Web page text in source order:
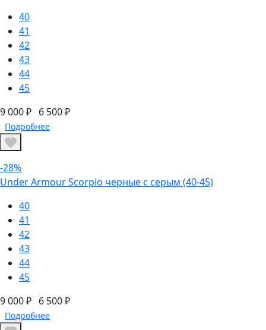
40
41
42
43
44
45
9 000 ₽ 6 500 ₽
Подробнее
-28%
Under Armour Scorpio черные с серым (40-45)
40
41
42
43
44
45
9 000 ₽ 6 500 ₽
Подробнее